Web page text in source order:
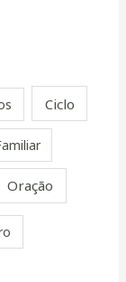
Ciclo
Oração